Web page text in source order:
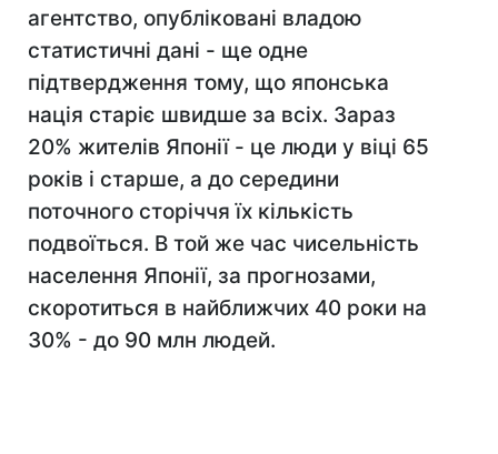
агентство, опубліковані владою
статистичні дані - ще одне
підтвердження тому, що японська
нація старіє швидше за всіх. Зараз
20% жителів Японії - це люди у віці 65
років і старше, а до середини
поточного сторіччя їх кількість
подвоїться. В той же час чисельність
населення Японії, за прогнозами,
скоротиться в найближчих 40 роки на
30% - до 90 млн людей.